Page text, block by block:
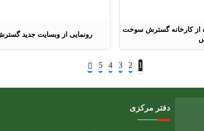
از کارخانه گسترش سوخت
رونمایی از وبسایت جدید
1
2
3
4
5
دفتر مرکزی